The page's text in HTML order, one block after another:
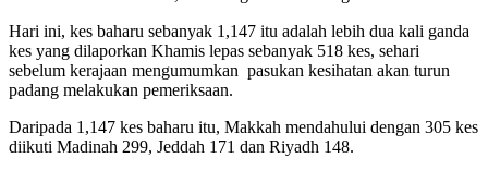
Hari ini, kes baharu sebanyak 1,147 itu adalah lebih dua kali ganda
kes yang dilaporkan Khamis lepas sebanyak 518 kes, sehari
sebelum kerajaan mengumumkan pasukan kesihatan akan turun
padang melakukan pemeriksaan.
Daripada 1,147 kes baharu itu, Makkah mendahului dengan 305 kes
diikuti Madinah 299, Jeddah 171 dan Riyadh 148.